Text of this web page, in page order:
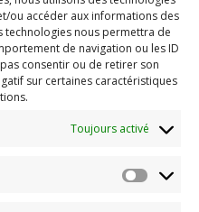
ou accéder aux informations des
technologies nous permettra de
de navigation ou les ID
consentir ou de retirer son
sur certaines caractéristiques
Toujours activé